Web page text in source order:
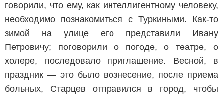
говорили, что ему, как интеллигентному человеку,
необходимо познакомиться с Туркиными. Как-то
зимой на улице его представили Ивану
Петровичу; поговорили о погоде, о театре, о
холере, последовало приглашение. Весной, в
праздник — это было вознесение, после приема
больных, Старцев отправился в город, чтобы